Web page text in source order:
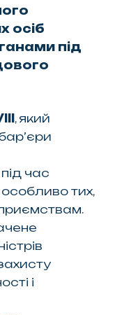
осіб
під
, який
час
тих,
і